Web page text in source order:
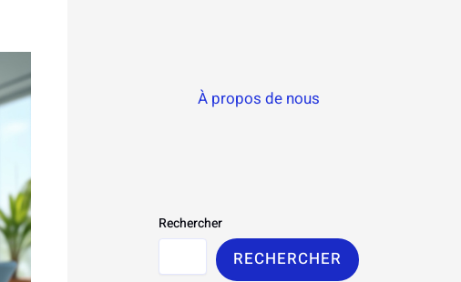
À propos de nous
Rechercher
RECHERCHER